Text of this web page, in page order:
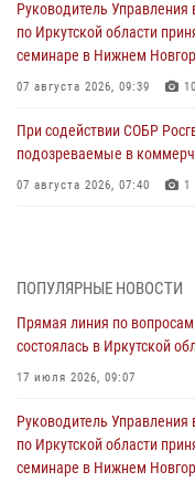
Руководитель
по Иркутской области
семинаре в Нижнем
07 августа 2026, 09:39 10
При содействии СОБР
подозреваемые в
07 августа 2026, 07:40 1
В Иркутске состоялся
Иркутской области по самбо
Военнослужащий
этапе всероссийского
ПОПУЛЯРНЫЕ НОВОСТИ
Прямая линия по
состоялась в Иркутской
17 июля 2026, 09:07
Руководитель
по Иркутской области
семинаре в Нижнем